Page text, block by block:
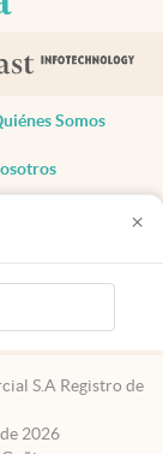
×
Somos
S.A Registro de
2026